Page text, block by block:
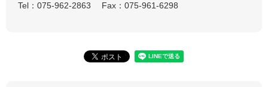
Tel：075-962-2863
Fax：075-961-6298